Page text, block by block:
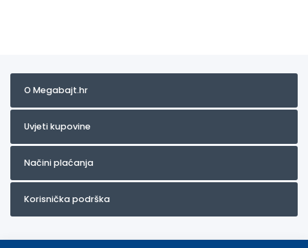
O Megabajt.hr
Uvjeti kupovine
Načini plaćanja
Korisnička podrška